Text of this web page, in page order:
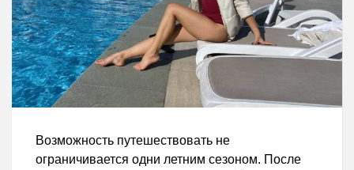
Возможность путешествовать не
ограничивается одни летним сезоном. После